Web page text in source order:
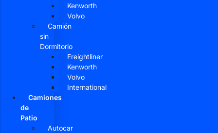
Kenworth
Volvo
Camión
sin
Dormitorio
Freightliner
Kenworth
Volvo
International
Camiones
de
Patio
Autocar